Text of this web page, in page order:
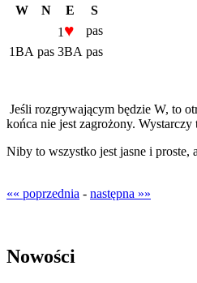
W
N E
S
1 ♥
pas
1BA pas 3BA pas
Jeśli rozgrywającym będzie W, to
końca nie jest zagrożony.
Niby to wszystko jest jasne i proste,
«« poprzednia - następna »»
Nowości